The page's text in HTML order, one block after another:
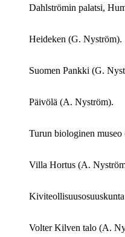
Dahlströmin palatsi,
Heideken (G. Nyström).
Suomen Pankki (G.
Päivölä (A. Nyström).
Turun biologinen
Villa Hortus (A.
Volter Kilven talo (A.